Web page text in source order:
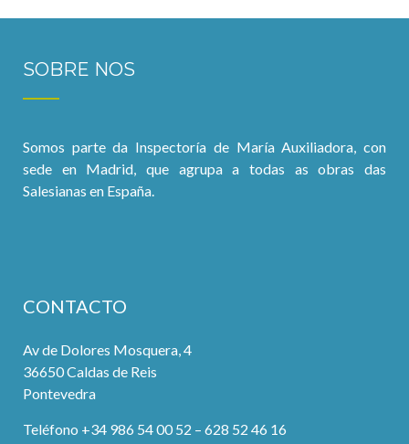
SOBRE NOS
Somos parte da Inspectoría de María Auxiliadora, con
sede en Madrid, que agrupa a todas as obras das
Salesianas en España.
CONTACTO
Av de Dolores Mosquera, 4
36650 Caldas de Reis
Pontevedra
Teléfono +34 986 54 00 52 – 628 52 46 16